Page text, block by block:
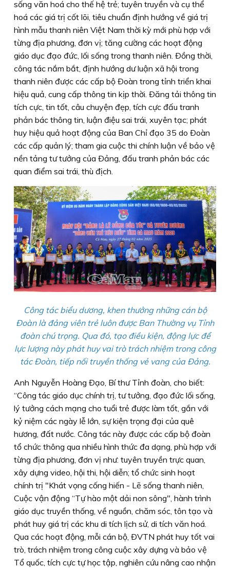
sống văn hoá cho thế hệ trẻ; tuyên truyền và cụ thể
hoá các giá trị cốt lõi, tiêu chuẩn định hướng về giá trị
hình mẫu thanh niên Việt Nam thời kỳ mới phù hợp với
từng địa phương, đơn vị; tăng cường các hoạt động
giáo dục đạo đức, lối sống trong thanh niên. Ðồng thời,
công tác nắm bắt, định hướng dư luận xã hội trong
thanh niên được các cấp bộ Ðoàn trong tỉnh triển khai
hiệu quả, cung cấp thông tin kịp thời. Ðăng tải thông tin
tích cực, tin tốt, câu chuyện đẹp, tích cực đấu tranh
phản bác thông tin, luận điệu sai trái, xuyên tạc; phát
huy hiệu quả hoạt động của Ban Chỉ đạo 35 do Ðoàn
các cấp quản lý; tham gia cuộc thi chính luận về bảo vệ
nền tảng tư tưởng của Ðảng, đấu tranh phản bác các
quan điểm sai trái, thù địch.
Công tác biểu dương, khen thưởng những cán bộ
Đoàn là đảng viên trẻ luôn được Ban Thường vụ Tỉnh
đoàn chú trọng. Qua đó, tạo điều kiện, động lực để
lực lượng này phát huy vai trò trách nhiệm trong công
tác Đoàn, tiếp nối truyền thống vẻ vang của Đảng.
Anh Nguyễn Hoàng Ðạo, Bí thư Tỉnh đoàn, cho biết:
“Công tác giáo dục chính trị, tư tưởng, đạo đức lối sống,
lý tưởng cách mạng cho tuổi trẻ được làm tốt, gắn với
kỷ niệm các ngày lễ lớn, sự kiện trọng đại của quê
hương, đất nước. Công tác này được các cấp bộ đoàn
tổ chức thông qua nhiều hình thức đa dạng, phù hợp với
từng địa phương, đơn vị như: tuyên truyền trực quan,
xây dựng video, hội thi, hội diễn; tổ chức sinh hoạt
chính trị "Khát vọng cống hiến - Lẽ sống thanh niên,
Cuộc vận động “Tự hào một dải non sông", hành trình
giáo dục truyền thống, về nguồn, chăm sóc, tôn tạo và
phát huy giá trị các khu di tích lịch sử, di tích văn hoá.
Qua các hoạt động, mỗi cán bộ, ÐVTN phát huy tốt vai
trò, trách nhiệm trong công cuộc xây dựng và bảo vệ
Tổ quốc, tích cực tự học tập, nghiên cứu nâng cao nhận